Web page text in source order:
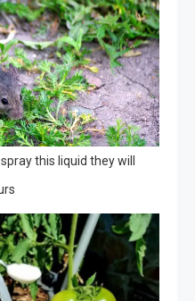
this liquid they will